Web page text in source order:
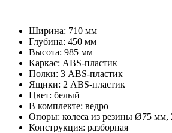
Ширина: 710 мм
Глубина: 450 мм
Высота: 985 мм
Каркас: ABS-пластик
Полки: 3 ABS-пластик
Ящики: 2 ABS-пластик
Цвет: белый
В комплекте: ведро
Опоры: колеса из резины Ø75 мм,
Конструкция: разборная